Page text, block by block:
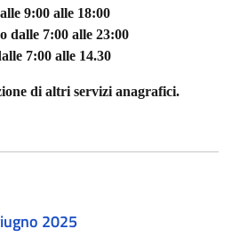
9:00 alle 18:00
dalle 7:00 alle 23:00
7:00 alle 14.30
di altri servizi anagrafici.
2025